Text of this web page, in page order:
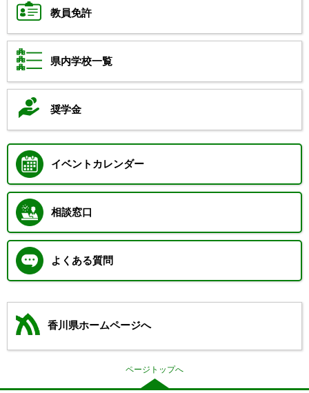
教員免許
県内学校一覧
奨学金
イベントカレンダー
相談窓口
よくある質問
香川県ホームページへ
ページトップへ